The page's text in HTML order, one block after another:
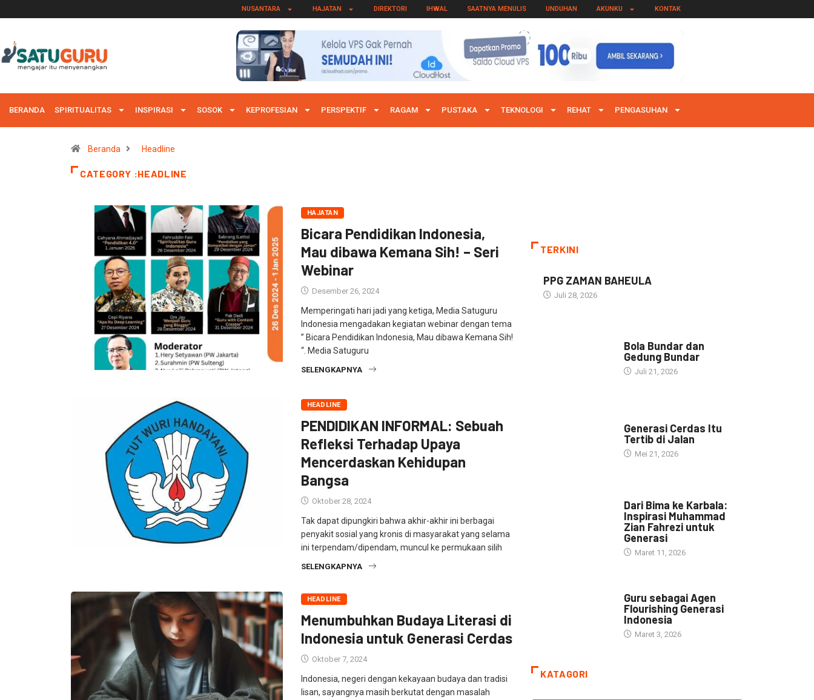
NUSANTARA HAJATAN DIREKTORI IHWAL SAATNYA MENULIS UNDUHAN AKUNKU KONTAK
BERANDA SPIRITUALITAS INSPIRASI SOSOK KEPROFESIAN PERSPEKTIF RAGAM PUSTAKA TEKNOLOGI REHAT PENGASUHAN
Beranda Headline
CATEGORY :HEADLINE
HAJATAN
Bicara Pendidikan Indonesia,
Mau dibawa Kemana Sih! – Seri
Webinar
Desember 26, 2024
Memperingati hari jadi yang ketiga, Media Satuguru
Indonesia mengadakan kegiatan webinar dengan tema
” Bicara Pendidikan Indonesia, Mau dibawa Kemana Sih!
“. Media Satuguru
SELENGKAPNYA
HEADLINE
PENDIDIKAN INFORMAL: Sebuah
Refleksi Terhadap Upaya
Mencerdaskan Kehidupan
Bangsa
Oktober 28, 2024
Tak dapat dipungkiri bahwa akhir-akhir ini berbagai
penyakit sosial yang kronis di masyarakat yang selama
ini terpendam/dipendam, muncul ke permukaan silih
SELENGKAPNYA
HEADLINE
Menumbuhkan Budaya Literasi di
Indonesia untuk Generasi Cerdas
Oktober 7, 2024
Indonesia, negeri dengan kekayaan budaya dan tradisi
lisan, sayangnya masih berkutat dengan masalah
TERKINI
PPG ZAMAN BAHEULA
Juli 28, 2026
Bola Bundar dan
Gedung Bundar
Juli 21, 2026
Generasi Cerdas Itu
Tertib di Jalan
Mei 21, 2026
Dari Bima ke Karbala:
Inspirasi Muhammad
Zian Fahrezi untuk
Generasi
Maret 11, 2026
Guru sebagai Agen
Flourishing Generasi
Indonesia
Maret 3, 2026
KATAGORI